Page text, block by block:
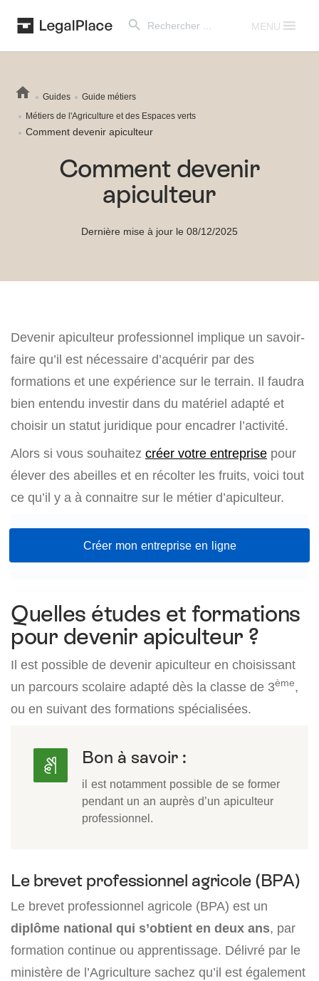
for:
MENU
Guides
Guide métiers
Métiers de l'Agriculture et des Espaces verts
Comment devenir apiculteur
Comment devenir
apiculteur
Dernière mise à jour le 08/12/2025
Devenir apiculteur professionnel implique un savoir-
faire qu’il est nécessaire d’acquérir par des
formations et une expérience sur le terrain. Il faudra
bien entendu investir dans du matériel adapté et
choisir un statut juridique pour encadrer l’activité.
Alors si vous souhaitez créer votre entreprise pour
élever des abeilles et en récolter les fruits, voici tout
ce qu’il y a à connaitre sur le métier d’apiculteur.
Créer mon entreprise en ligne
Quelles études et formations
pour devenir apiculteur ?
Il est possible de devenir apiculteur en choisissant
un parcours scolaire adapté dès la classe de 3ème,
ou en suivant des formations spécialisées.
Bon à savoir :
il est notamment possible de se former
pendant un an auprès d’un apiculteur
professionnel.
Le brevet professionnel agricole (BPA)
Le brevet professionnel agricole (BPA) est un
diplôme national qui s’obtient en deux ans, par
formation continue ou apprentissage. Délivré par le
ministère de l’Agriculture sachez qu’il est également